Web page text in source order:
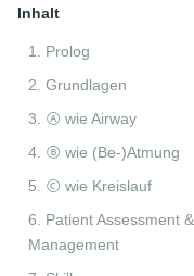
Inhalt
1. Prolog
2. Grundlagen
3. Ⓐ wie Airway
4. Ⓑ wie (Be-)Atmung
5. Ⓒ wie Kreislauf
6. Patient Assessment &
Management